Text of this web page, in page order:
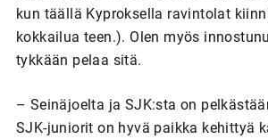
kun täällä Kyproksella ravintolat
kokkailua teen.). Olen myös
tykkään pelaa sitä.
– Seinäjoelta ja SJK:sta on
SJK-juniorit on hyvä paikka kehittyä